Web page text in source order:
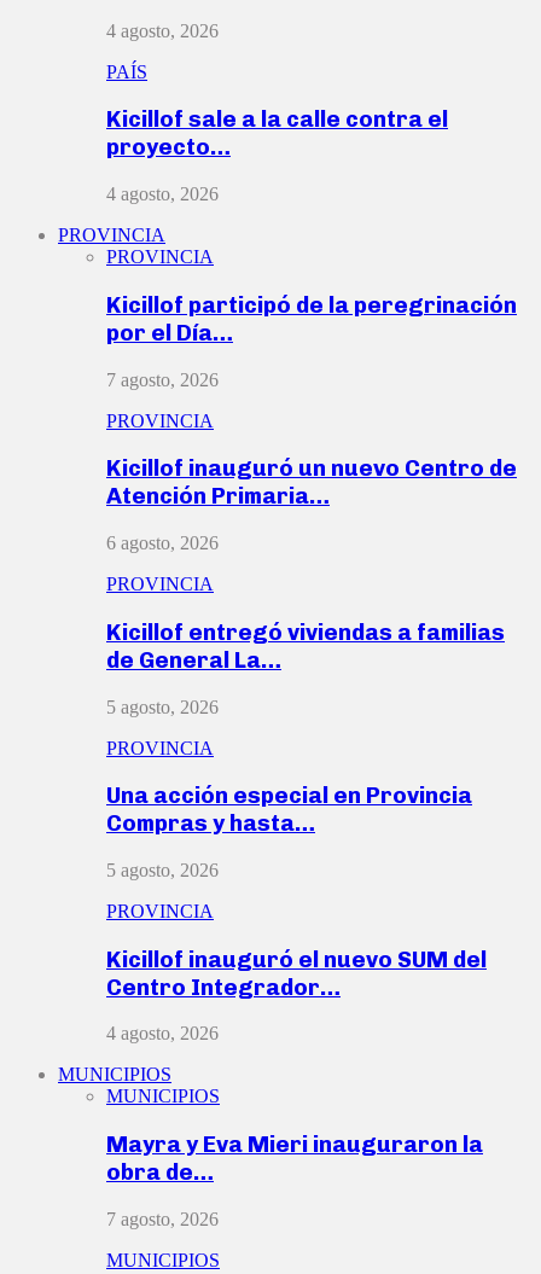
4 agosto, 2026
PAÍS
Kicillof sale a la calle contra el
proyecto…
4 agosto, 2026
PROVINCIA
PROVINCIA
Kicillof participó de la peregrinación
por el Día…
7 agosto, 2026
PROVINCIA
Kicillof inauguró un nuevo Centro de
Atención Primaria…
6 agosto, 2026
PROVINCIA
Kicillof entregó viviendas a familias
de General La…
5 agosto, 2026
PROVINCIA
Una acción especial en Provincia
Compras y hasta…
5 agosto, 2026
PROVINCIA
Kicillof inauguró el nuevo SUM del
Centro Integrador…
4 agosto, 2026
MUNICIPIOS
MUNICIPIOS
Mayra y Eva Mieri inauguraron la
obra de…
7 agosto, 2026
MUNICIPIOS